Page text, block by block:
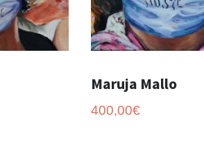
Maruja Mallo
400,00€